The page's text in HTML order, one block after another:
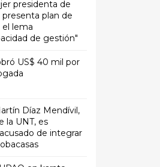
presidenta de
presenta plan de
el lema
de gestión"
US$ 40 mil por
Díaz Mendívil,
la UNT, es
de integrar